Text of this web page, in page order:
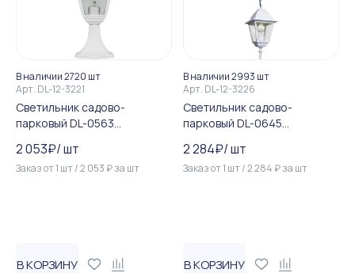
В наличии 2720 шт
Арт. DL-12-3221
Светильник садово-
парковый DL-0563
2 053₽/шт
Заказ от1 шт/2 053 ₽за шт
В КОРЗИНУ
В наличии 2993 шт
Арт. DL-12-3226
Светильник садово-
парковый DL-0645
2 284₽/шт
Заказ от1 шт/2 284 ₽за шт
В КОРЗИНУ